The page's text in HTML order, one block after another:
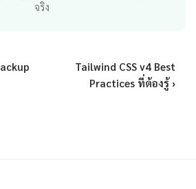
จริง
Tailwind CSS v4 Best
Practices ที่ต้องรู้ ›